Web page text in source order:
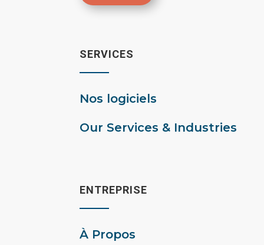
SERVICES
Nos logiciels
Our Services & Industries
ENTREPRISE
À Propos